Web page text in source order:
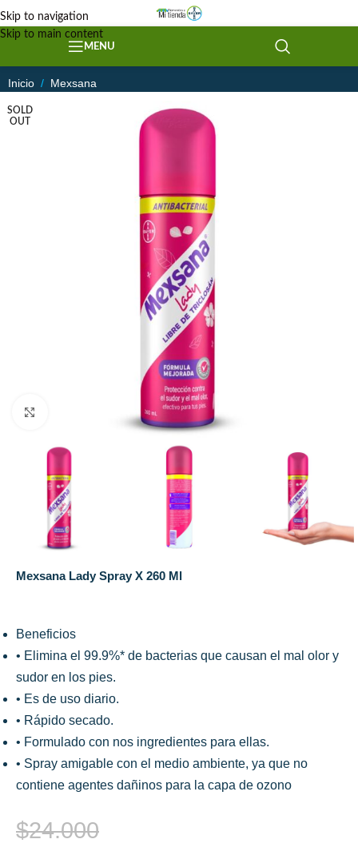
Skip to navigation
Skip to main content
MENU
Inicio / Mexsana
SOLD
OUT
Mexsana Lady Spray X 260 Ml
Beneficios
• Elimina el 99.9%* de bacterias que causan el mal olor y
sudor en los pies.
• Es de uso diario.
• Rápido secado.
• Formulado con nos ingredientes para ellas.
• Spray amigable con el medio ambiente, ya que no
contiene agentes dañinos para la capa de ozono
$24.000